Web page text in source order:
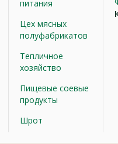
питания
Цех мясных
полуфабрикатов
Тепличное
хозяйство
Пищевые соевые
продукты
Шрот